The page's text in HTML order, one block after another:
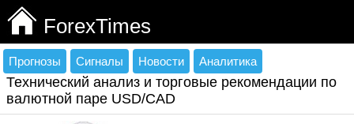
ForexTimes
Прогнозы Сигналы Новости Аналитика
Технический анализ и торговые рекомендации по
валютной паре USD/CAD